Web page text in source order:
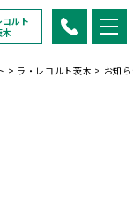
ルト
木
> ラ・レコルト茨木 > お知ら